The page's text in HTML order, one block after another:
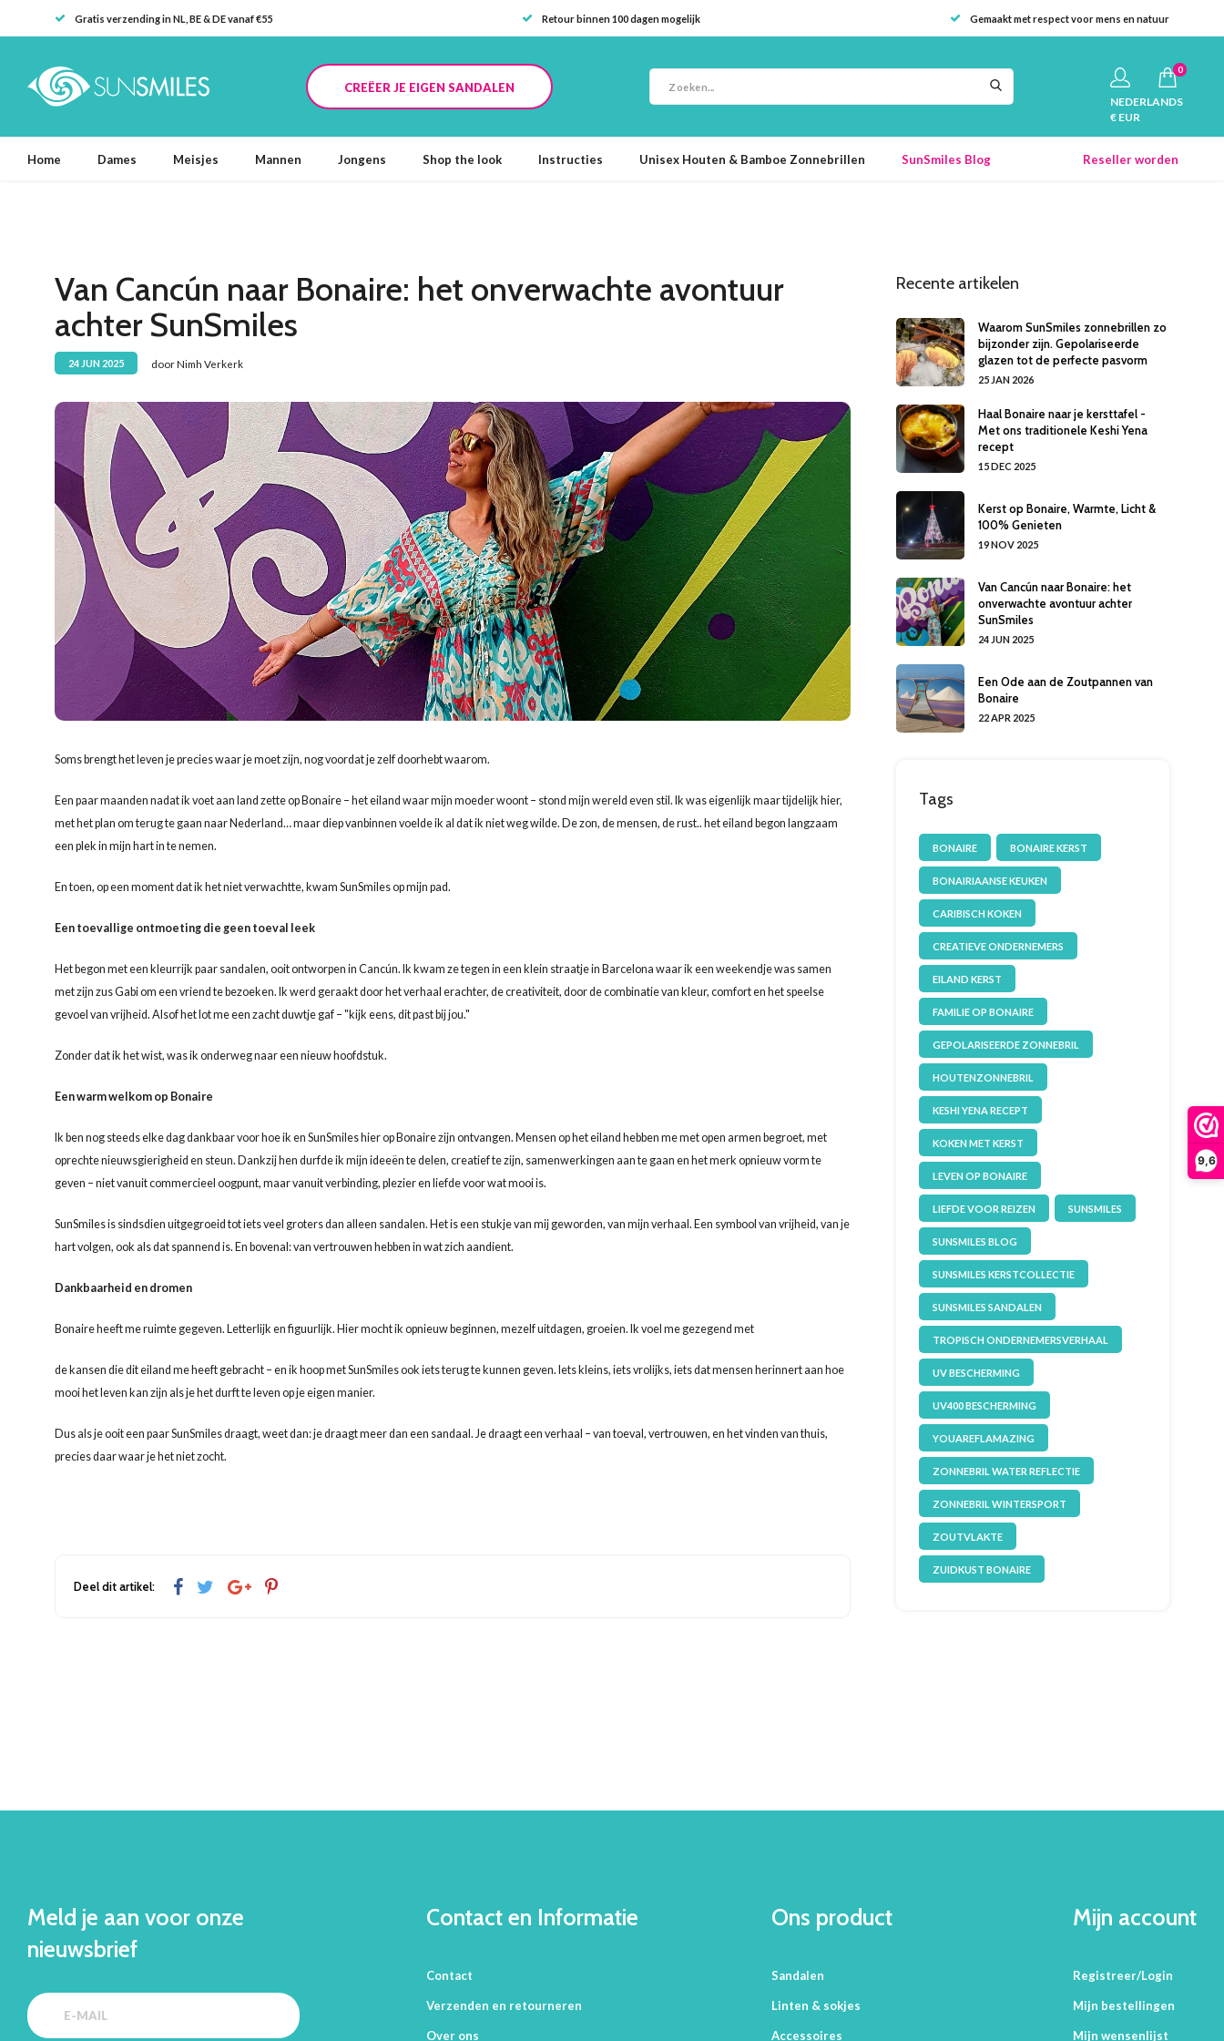
9,6
Gratis verzending in NL, BE & DE vanaf €55 Retour binnen 100 dagen mogelijk Gemaakt met respect voor mens en natuur
CREËER JE EIGEN SANDALEN
0
NEDERLANDS
€ EUR
Home Dames Meisjes Mannen Jongens Shop the look Instructies Unisex Houten & Bamboe Zonnebrillen SunSmiles Blog Reseller worden
Van Cancún naar Bonaire: het onverwachte avontuur
achter SunSmiles
24 JUN 2025 door Nimh Verkerk
Soms brengt het leven je precies waar je moet zijn, nog voordat je zelf doorhebt waarom.
Een paar maanden nadat ik voet aan land zette op Bonaire – het eiland waar mijn moeder woont – stond mijn wereld even stil. Ik was eigenlijk maar tijdelijk hier,
met het plan om terug te gaan naar Nederland… maar diep vanbinnen voelde ik al dat ik niet weg wilde. De zon, de mensen, de rust.. het eiland begon langzaam
een plek in mijn hart in te nemen.
En toen, op een moment dat ik het niet verwachtte, kwam SunSmiles op mijn pad.
Een toevallige ontmoeting die geen toeval leek
Het begon met een kleurrijk paar sandalen, ooit ontworpen in Cancún. Ik kwam ze tegen in een klein straatje in Barcelona waar ik een weekendje was samen
met zijn zus Gabi om een vriend te bezoeken. Ik werd geraakt door het verhaal erachter, de creativiteit, door de combinatie van kleur, comfort en het speelse
gevoel van vrijheid. Alsof het lot me een zacht duwtje gaf – "kijk eens, dit past bij jou."
Zonder dat ik het wist, was ik onderweg naar een nieuw hoofdstuk.
Een warm welkom op Bonaire
Ik ben nog steeds elke dag dankbaar voor hoe ik en SunSmiles hier op Bonaire zijn ontvangen. Mensen op het eiland hebben me met open armen begroet, met
oprechte nieuwsgierigheid en steun. Dankzij hen durfde ik mijn ideeën te delen, creatief te zijn, samenwerkingen aan te gaan en het merk opnieuw vorm te
geven – niet vanuit commercieel oogpunt, maar vanuit verbinding, plezier en liefde voor wat mooi is.
SunSmiles is sindsdien uitgegroeid tot iets veel groters dan alleen sandalen. Het is een stukje van mij geworden, van mijn verhaal. Een symbool van vrijheid, van je
hart volgen, ook als dat spannend is. En bovenal: van vertrouwen hebben in wat zich aandient.
Dankbaarheid en dromen
Bonaire heeft me ruimte gegeven. Letterlijk en figuurlijk. Hier mocht ik opnieuw beginnen, mezelf uitdagen, groeien. Ik voel me gezegend met
de kansen die dit eiland me heeft gebracht – en ik hoop met SunSmiles ook iets terug te kunnen geven. Iets kleins, iets vrolijks, iets dat mensen herinnert aan hoe
mooi het leven kan zijn als je het durft te leven op je eigen manier.
Dus als je ooit een paar SunSmiles draagt, weet dan: je draagt meer dan een sandaal. Je draagt een verhaal – van toeval, vertrouwen, en het vinden van thuis,
precies daar waar je het niet zocht.
Deel dit artikel:
Recente artikelen
Waarom SunSmiles zonnebrillen zo
bijzonder zijn. Gepolariseerde
glazen tot de perfecte pasvorm
25 JAN 2026
Haal Bonaire naar je kersttafel -
Met ons traditionele Keshi Yena
recept
15 DEC 2025
Kerst op Bonaire, Warmte, Licht &
100% Genieten
19 NOV 2025
Van Cancún naar Bonaire: het
onverwachte avontuur achter
SunSmiles
24 JUN 2025
Een Ode aan de Zoutpannen van
Bonaire
22 APR 2025
Tags
BONAIRE BONAIRE KERST
BONAIRIAANSE KEUKEN
CARIBISCH KOKEN
CREATIEVE ONDERNEMERS
EILAND KERST
FAMILIE OP BONAIRE
GEPOLARISEERDE ZONNEBRIL
HOUTENZONNEBRIL
KESHI YENA RECEPT
KOKEN MET KERST
LEVEN OP BONAIRE
LIEFDE VOOR REIZEN SUNSMILES
SUNSMILES BLOG
SUNSMILES KERSTCOLLECTIE
SUNSMILES SANDALEN
TROPISCH ONDERNEMERSVERHAAL
UV BESCHERMING
UV400 BESCHERMING
YOUAREFLAMAZING
ZONNEBRIL WATER REFLECTIE
ZONNEBRIL WINTERSPORT
ZOUTVLAKTE
ZUIDKUST BONAIRE
Meld je aan voor onze
nieuwsbrief
Contact en Informatie
Contact
Verzenden en retourneren
Over ons
Ons product
Sandalen
Linten & sokjes
Accessoires
Mijn account
Registreer/Login
Mijn bestellingen
Mijn wensenlijst